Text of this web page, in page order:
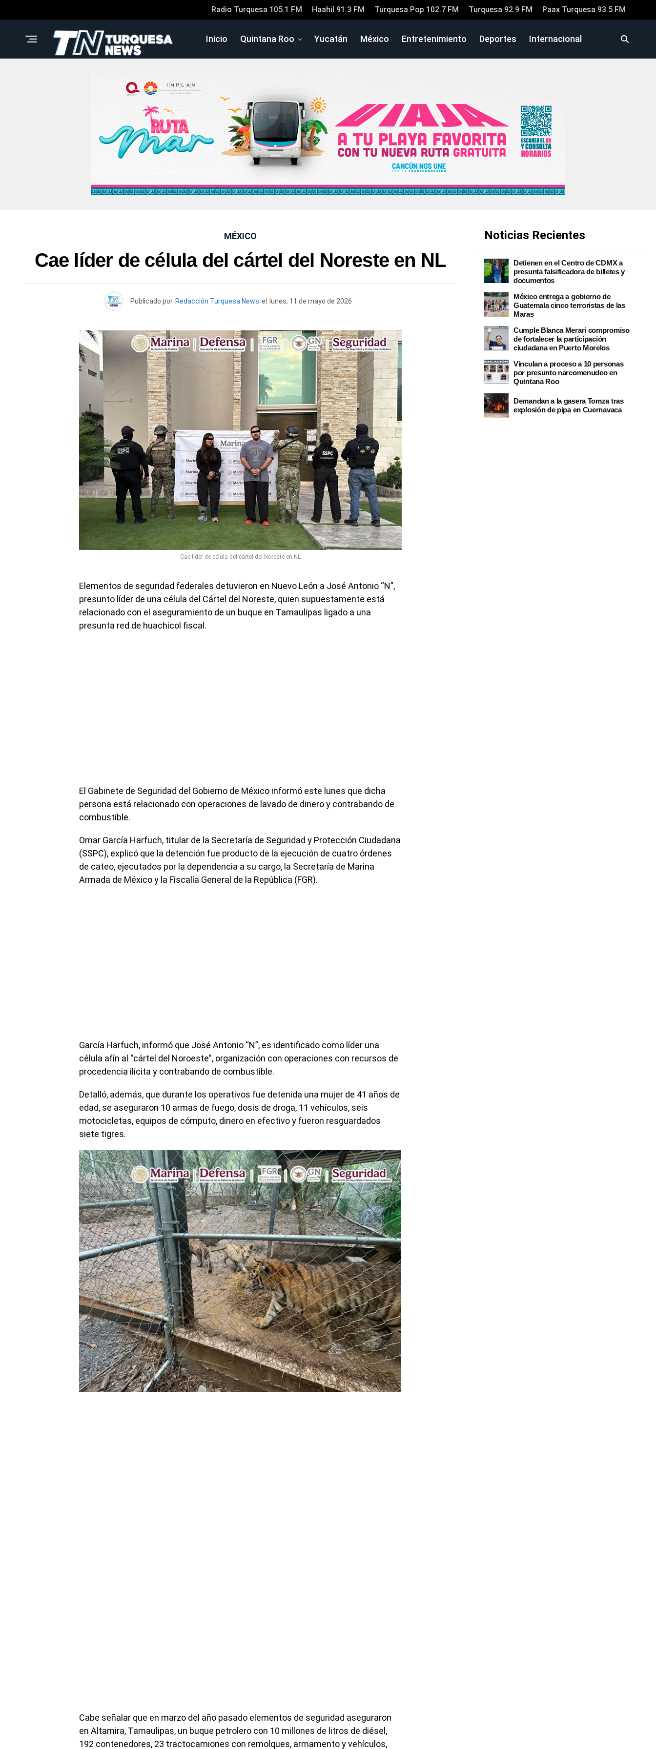
Radio Turquesa 105.1 FM Haahil 91.3 FM Turquesa Pop 102.7 FM Turquesa 92.9 FM Paax Turquesa 93.5 FM
Inicio Quintana Roo Yucatán México Entretenimiento Deportes Internacional
MÉXICO
Cae líder de célula del cártel del Noreste en NL
Publicado por Redacción Turquesa News el lunes, 11 de mayo de 2026
Cae líder de célula del cártel del Noreste en NL
Elementos de seguridad federales detuvieron en Nuevo León a José Antonio “N”,
presunto líder de una célula del Cártel del Noreste, quien supuestamente está
relacionado con el aseguramiento de un buque en Tamaulipas ligado a una
presunta red de huachicol fiscal.
El Gabinete de Seguridad del Gobierno de México informó este lunes que dicha
persona está relacionado con operaciones de lavado de dinero y contrabando de
combustible.
Omar García Harfuch, titular de la Secretaría de Seguridad y Protección Ciudadana
(SSPC), explicó que la detención fue producto de la ejecución de cuatro órdenes
de cateo, ejecutados por la dependencia a su cargo, la Secretaría de Marina
Armada de México y la Fiscalía General de la República (FGR).
García Harfuch, informó que José Antonio “N”, es identificado como líder una
célula afín al “cártel del Noroeste”, organización con operaciones con recursos de
procedencia ilícita y contrabando de combustible.
Detalló, además, que durante los operativos fue detenida una mujer de 41 años de
edad, se aseguraron 10 armas de fuego, dosis de droga, 11 vehículos, seis
motocicletas, equipos de cómputo, dinero en efectivo y fueron resguardados
siete tigres.
Cabe señalar que en marzo del año pasado elementos de seguridad aseguraron
en Altamira, Tamaulipas, un buque petrolero con 10 millones de litros de diésel,
192 contenedores, 23 tractocamiones con remolques, armamento y vehículos,
Noticias Recientes
Detienen en el Centro de CDMX a
presunta falsificadora de billetes y
documentos
México entrega a gobierno de
Guatemala cinco terroristas de las
Maras
Cumple Blanca Merari compromiso
de fortalecer la participación
ciudadana en Puerto Morelos
Vinculan a proceso a 10 personas
por presunto narcomenudeo en
Quintana Roo
Demandan a la gasera Tomza tras
explosión de pipa en Cuernavaca